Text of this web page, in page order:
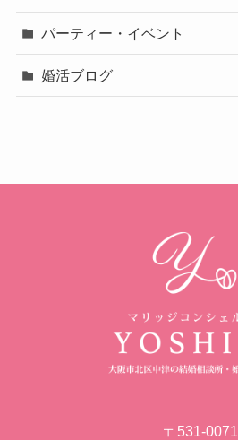
パーティー・イベント
婚活ブログ
〒531-0071